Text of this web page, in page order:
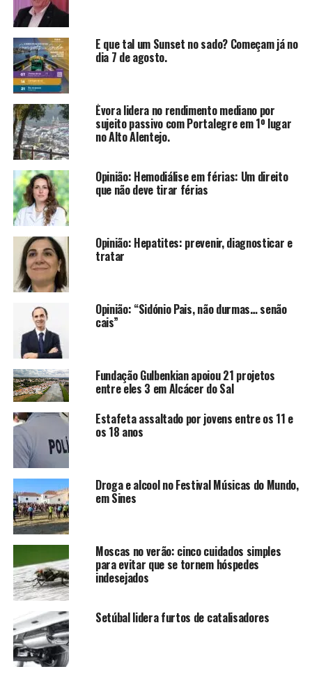
E que tal um Sunset no sado? Começam já no
dia 7 de agosto.
Évora lidera no rendimento mediano por
sujeito passivo com Portalegre em 1º lugar
no Alto Alentejo.
Opinião: Hemodiálise em férias: Um direito
que não deve tirar férias
Opinião: Hepatites: prevenir, diagnosticar e
tratar
Opinião: “Sidónio Pais, não durmas… senão
cais”
Fundação Gulbenkian apoiou 21 projetos
entre eles 3 em Alcácer do Sal
Estafeta assaltado por jovens entre os 11 e
os 18 anos
Droga e alcool no Festival Músicas do Mundo,
em Sines
Moscas no verão: cinco cuidados simples
para evitar que se tornem hóspedes
indesejados
Setúbal lidera furtos de catalisadores